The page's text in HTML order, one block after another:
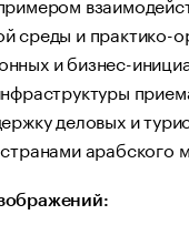
среды и практико-
и бизнес-
деловых и
арабского